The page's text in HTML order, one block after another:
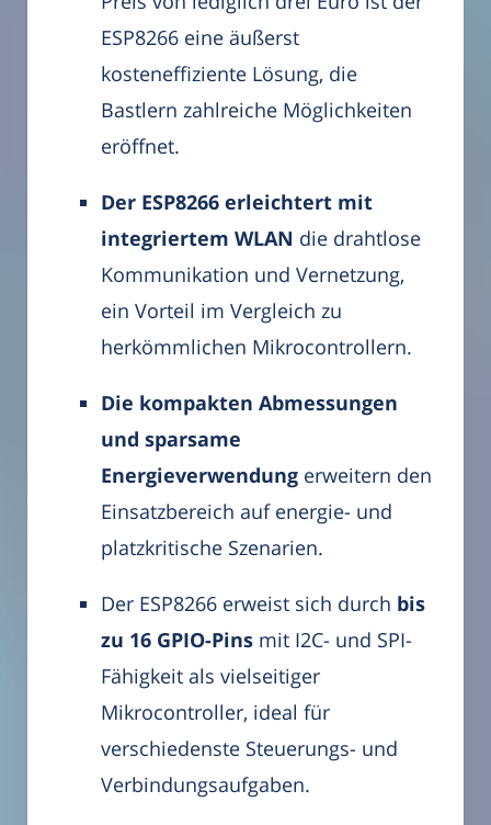
ESP8266 eine äußerst
kosteneffiziente Lösung, die
Bastlern zahlreiche Möglichkeiten
eröffnet.
Der ESP8266 erleichtert mit
integriertem WLAN die drahtlose
Kommunikation und Vernetzung,
ein Vorteil im Vergleich zu
herkömmlichen Mikrocontrollern.
Die kompakten Abmessungen
und sparsame
Energieverwendung erweitern den
Einsatzbereich auf energie- und
platzkritische Szenarien.
Der ESP8266 erweist sich durch bis
zu 16 GPIO-Pins mit I2C- und SPI-
Fähigkeit als vielseitiger
Mikrocontroller, ideal für
verschiedenste Steuerungs- und
Verbindungsaufgaben.